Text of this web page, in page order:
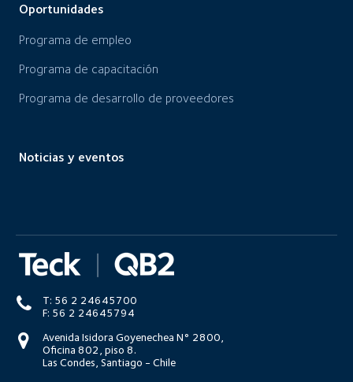
Oportunidades
Programa de empleo
Programa de capacitación
Programa de desarrollo de proveedores
Noticias y eventos
T: 56 2 24645700
F: 56 2 24645794
Avenida Isidora Goyenechea N° 2800,
Oficina 802, piso 8.
Las Condes, Santiago - Chile